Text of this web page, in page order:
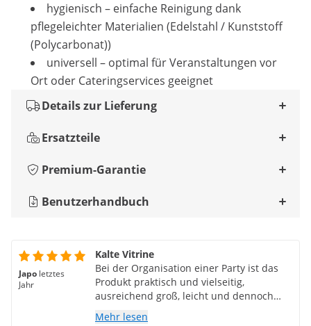
hygienisch – einfache Reinigung dank
pflegeleichter Materialien (Edelstahl / Kunststoff
(Polycarbonat))
universell – optimal für Veranstaltungen vor
Ort oder Cateringservices geeignet
Details zur Lieferung
Ersatzteile
Premium-Garantie
Benutzerhandbuch
Japo letztes
Jahr
Kalte Vitrine
Bei der Organisation einer Party ist das
Produkt praktisch und vielseitig,
ausreichend groß, leicht und dennoch
robust, ich empfehle es!!
Mehr lesen